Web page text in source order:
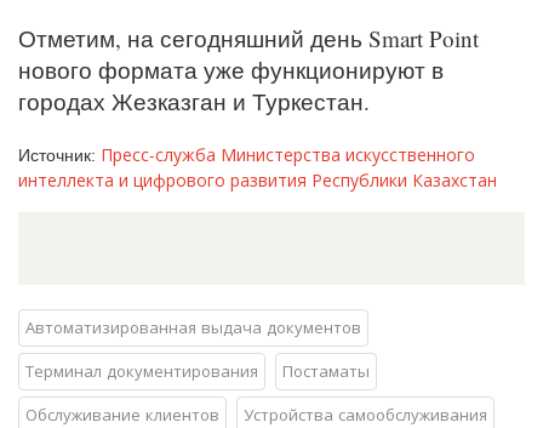
Отметим, на сегодняшний день Smart Point
нового формата уже функционируют в
городах Жезказган и Туркестан.
Источник: Пресс-служба Министерства искусственного
интеллекта и цифрового развития Республики Казахстан
Автоматизированная выдача документов
Терминал документирования
Постаматы
Обслуживание клиентов
Устройства самообслуживания